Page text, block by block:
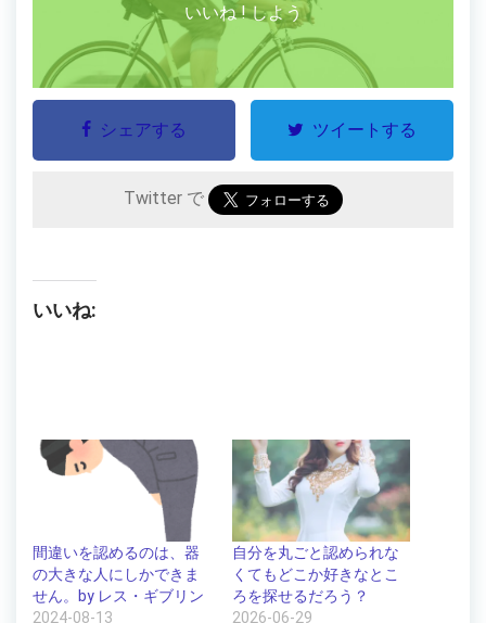
いいね ! しよう
シェアする ツイートする
Twitter で
いいね:
間違いを認めるのは、器
の大きな人にしかできま
せん。by レス・ギブリン
2024-08-13
自分を丸ごと認められな
くてもどこか好きなとこ
ろを探せるだろう？
2026-06-29